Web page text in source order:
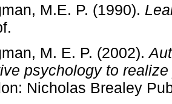
M.E. P. (1990).
M. E. P. (2002).
psychology to
Nicholas Brealey